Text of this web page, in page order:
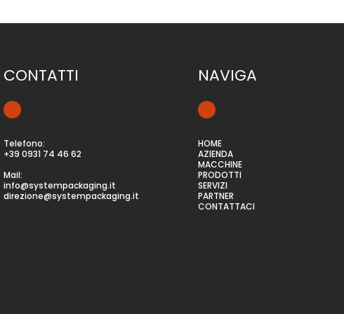
CONTATTI
Telefono:
+39 0931 74 46 62
Mail:
info@systempackaging.it
direzione@systempackaging.it
NAVIGA
HOME
AZIENDA
MACCHINE
PRODOTTI
SERVIZI
PARTNER
CONTATTACI